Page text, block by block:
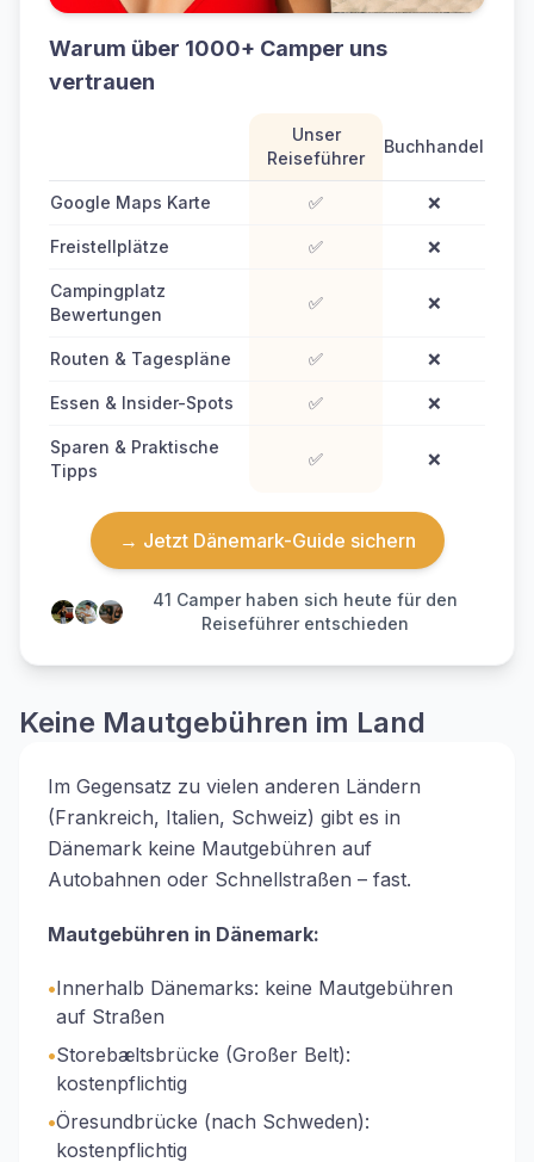
Warum über 1000+ Camper uns
vertrauen
Unser
Reiseführer
Buchhandel
Google Maps Karte ✅ ❌
Freistellplätze ✅ ❌
Campingplatz
Bewertungen
✅ ❌
Routen & Tagespläne ✅ ❌
Essen & Insider-Spots ✅ ❌
Sparen & Praktische
Tipps
✅ ❌
→ Jetzt Dänemark-Guide sichern
41 Camper haben sich heute für den
Reiseführer entschieden
Keine Mautgebühren im Land
Im Gegensatz zu vielen anderen Ländern
(Frankreich, Italien, Schweiz) gibt es in
Dänemark keine Mautgebühren auf
Autobahnen oder Schnellstraßen – fast.
Mautgebühren in Dänemark:
•Innerhalb Dänemarks: keine Mautgebühren
auf Straßen
•Storebæltsbrücke (Großer Belt):
kostenpflichtig
•Öresundbrücke (nach Schweden):
kostenpflichtig